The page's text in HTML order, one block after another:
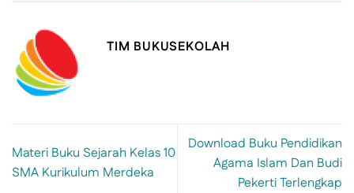
TIM BUKUSEKOLAH
Materi Buku Sejarah Kelas 10
SMA Kurikulum Merdeka
Download Buku Pendidikan
Agama Islam Dan Budi
Pekerti Terlengkap